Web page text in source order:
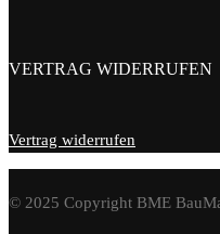
VERTRAG WIDERRUFEN
Vertrag widerrufen
© 2025 Copyright BME